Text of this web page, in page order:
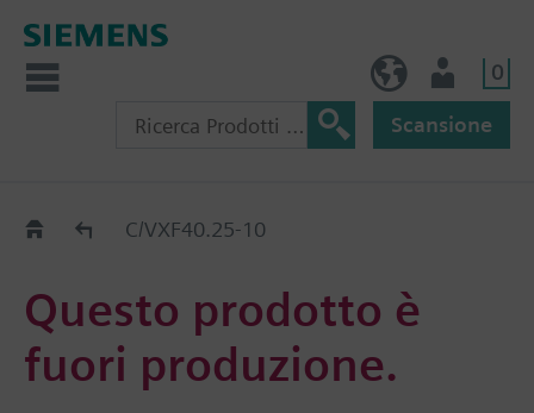
0
Scansione
Old2NewC/VXF40.25-10
Questo prodotto è
fuori produzione.